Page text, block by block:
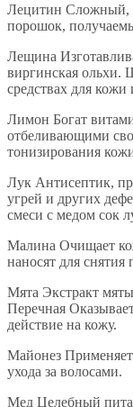
Лецитин Сложный,
порошок,
Лещина
виргинская ольхи.
средствах для
Лимон Богат
отбеливающими
тонизирования
Лук Антисептик,
угрей и других
смеси с медом сок
Малина Очищает
наносят для снятия
Мята Экстракт
Перечная
действие на кожу.
Майонез
ухода за волосами.
Мед Целебный